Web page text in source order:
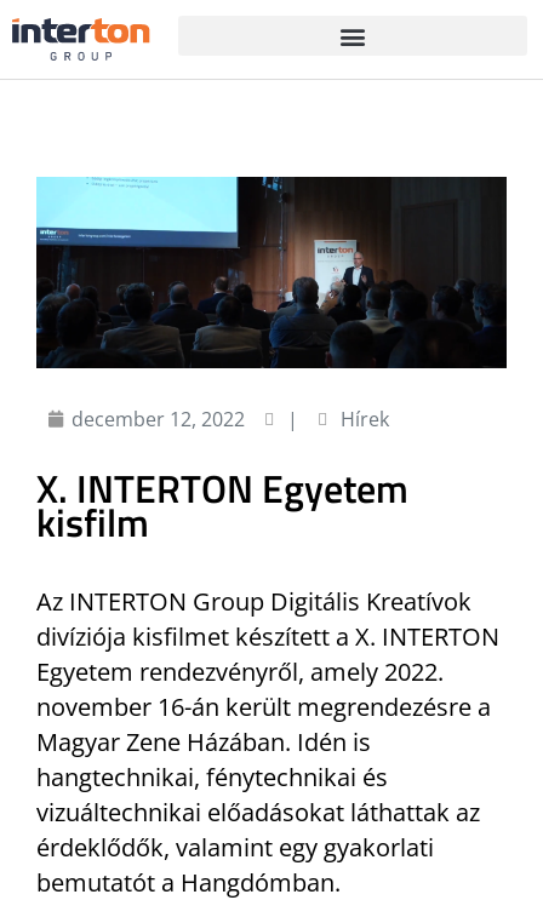
december 12, 2022 | Hírek
X. INTERTON Egyetem
kisfilm
Az INTERTON Group Digitális Kreatívok
divíziója kisfilmet készített a X. INTERTON
Egyetem rendezvényről, amely 2022.
november 16-án került megrendezésre a
Magyar Zene Házában. Idén is
hangtechnikai, fénytechnikai és
vizuáltechnikai előadásokat láthattak az
érdeklődők, valamint egy gyakorlati
bemutatót a Hangdómban.